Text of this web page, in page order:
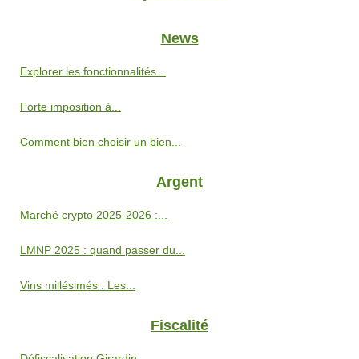
News
Explorer les fonctionnalités...
Forte imposition à...
Comment bien choisir un bien...
Argent
Marché crypto 2025‑2026 :...
LMNP 2025 : quand passer du...
Vins millésimés : Les...
Fiscalité